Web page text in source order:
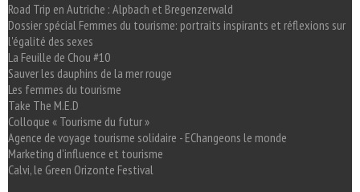
Road Trip en Autriche : Alpbach et Bregenzerwald
Dossier spécial Femmes du tourisme: portraits inspirants et réflexions sur
l'égalité des sexes
La Feuille de Chou #10
Sauver les dauphins de la mer rouge
Les femmes du tourisme
Take The M.E.D
Colloque « Tourisme du futur »
Agence de voyage tourisme solidaire - EChangeons le monde
Marketing d'influence et tourisme
Calvi, le Green Orizonte Festival